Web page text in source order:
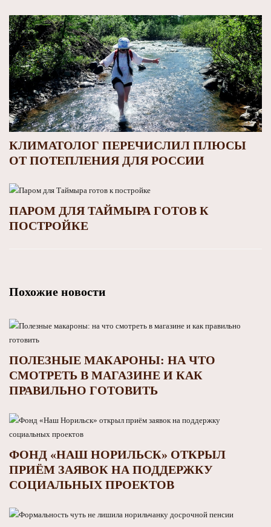
КЛИМАТОЛОГ ПЕРЕЧИСЛИЛ ПЛЮСЫ
ОТ ПОТЕПЛЕНИЯ ДЛЯ РОССИИ
ПАРОМ ДЛЯ ТАЙМЫРА ГОТОВ К
ПОСТРОЙКЕ
Похожие новости
ПОЛЕЗНЫЕ МАКАРОНЫ: НА ЧТО
СМОТРЕТЬ В МАГАЗИНЕ И КАК
ПРАВИЛЬНО ГОТОВИТЬ
ФОНД «НАШ НОРИЛЬСК» ОТКРЫЛ
ПРИЁМ ЗАЯВОК НА ПОДДЕРЖКУ
СОЦИАЛЬНЫХ ПРОЕКТОВ